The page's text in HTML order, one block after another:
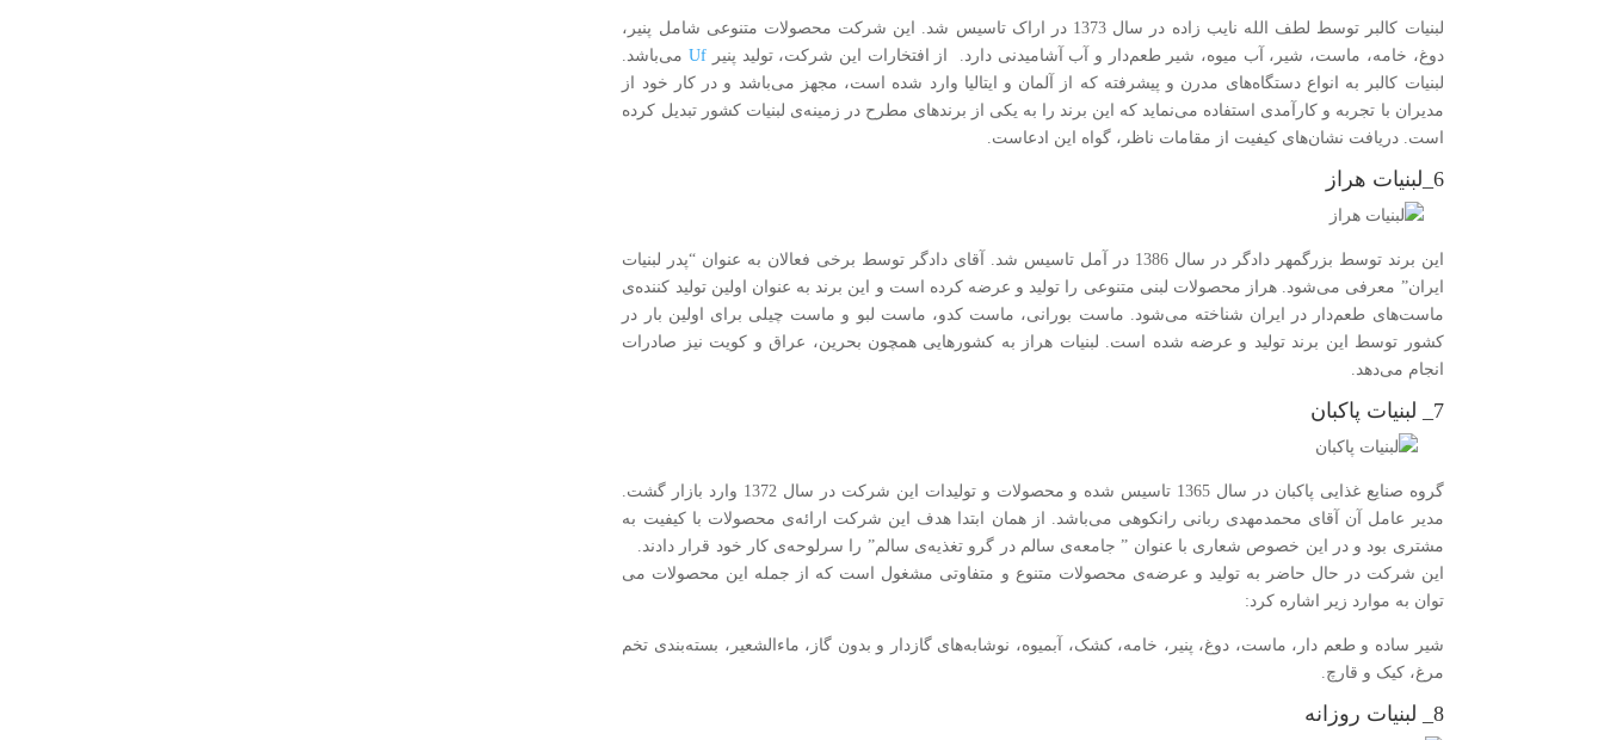
لبنیات کالبر توسط لطف الله نایب زاده در سال 1373 در اراک تاسیس شد. این شرکت محصولات متنوعی شامل پنیر،
دوغ، خامه، ماست، شیر، آب میوه، شیر طعم‌دار و آب آشامیدنی دارد. از افتخارات این شرکت، تولید پنیر Ufمی‌باشد.
لبنیات کالبر به انواع دستگاه‌های مدرن و پیشرفته که از آلمان و ایتالیا وارد شده است، مجهز می‌باشد و در کار خود از
مدیران با تجربه و کارآمدی استفاده می‌نماید که این برند را به یکی از برند‌های مطرح در زمینه‌ی لبنیات کشور تبدیل کرده
است. دریافت نشان‌های کیفیت از مقامات ناظر، گواه این ادعا‌ست.
6_لبنیات هراز
این برند توسط بزرگمهر دادگر در سال 1386 در آمل تاسیس شد. آقای دادگر توسط برخی فعالان به عنوان “پدر لبنیات
ایران” معرفی می‌شود. هراز محصولات لبنی متنوعی را تولید و عرضه کرده است و این برند به عنوان اولین تولید کننده‌ی
ماست‌های طعم‌دار در ایران شناخته می‌شود. ماست بورانی، ماست کدو، ماست لبو و ماست چیلی برای اولین بار در
کشور توسط این برند تولید و عرضه شده است. لبنیات هراز به کشورهایی همچون بحرین، عراق و کویت نیز صادرات
انجام می‌دهد.
7_ لبنیات پاکبان
گروه صنایع غذایی پاکبان در سال 1365 تاسیس شده و محصولات و تولیدات این شرکت در سال 1372 وارد بازار گشت.
مدیر عامل آن آقای محمدمهدی ربانی رانکوهی می‌باشد. از همان ابتدا هدف این شرکت ارائه‌ی محصولات با کیفیت به
مشتری بود و در این خصوص شعاری با عنوان ” جامعه‌ی سالم در گرو تغذیه‌ی سالم” را سرلوحه‌ی کار خود قرار دادند.
این شرکت در حال حاضر به تولید و عرضه‌ی محصولات متنوع و متفاوتی مشغول است که از جمله این محصولات می
توان به موارد زیر اشاره کرد:
شیر ساده و طعم دار، ماست، دوغ، پنیر، خامه، کشک، آبمیوه، نوشابه‌های گازدار‌ و بدون گاز، ماء‌الشعیر، بسته‌بندی تخم
مرغ، کیک و قارچ.
8_ لبنیات روزانه